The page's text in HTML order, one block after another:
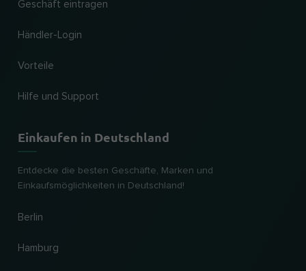
Geschäft eintragen
Händler-Login
Vorteile
Hilfe und Support
Einkaufen in Deutschland
Entdecke die besten Geschäfte, Marken und
Einkaufsmöglichkeiten in Deutschland!
Berlin
Hamburg